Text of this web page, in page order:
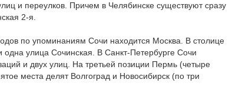
и переулков. Причем в Челябинске существуют сразу
2-я.
по упоминаниям Сочи находится Москва. В столице
улица Сочинская. В Санкт-Петербурге Сочи
и двух улиц. На третьей позиции Пермь (четыре
места делят Волгоград и Новосибирск (по три